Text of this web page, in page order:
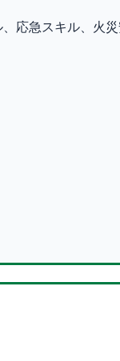
応急スキル、火